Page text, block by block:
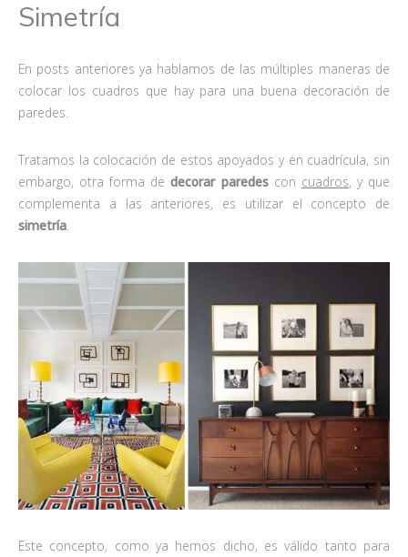
Simetría
En posts anteriores ya hablamos de las múltiples maneras de
colocar los cuadros que hay para una buena decoración de
paredes.
Tratamos la colocación de estos apoyados y en cuadrícula, sin
embargo, otra forma dedecorar paredescon cuadros, y que
complementa a las anteriores, es utilizar el concepto de
simetría
Este concepto, como ya hemos dicho, es válido tanto para